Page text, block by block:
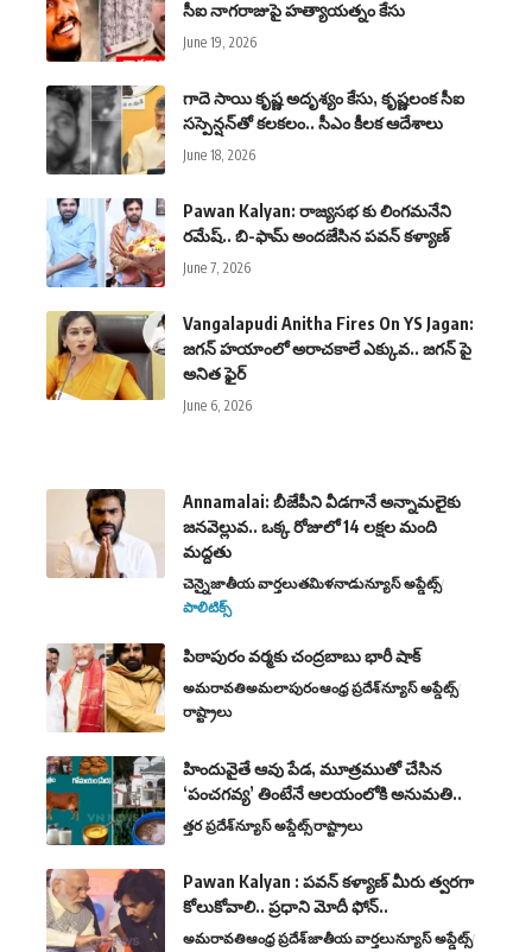
సీఐ నాగరాజుపై హత్యాయత్నం కేసు
June 19, 2026
గాదె సాయి కృష్ణ అదృశ్యం కేసు, కృష్ణలంక సీఐ
సస్పెన్షన్‌తో కలకలం.. సీఎం కీలక ఆదేశాలు
June 18, 2026
Pawan Kalyan: రాజ్యసభ కు లింగమనేని
రమేష్.. బి-ఫామ్ అందజేసిన పవన్ కళ్యాణ్
June 7, 2026
Vangalapudi Anitha Fires On YS Jagan:
జగన్ హయాంలో అరాచకాలే ఎక్కువ.. జగన్ పై
అనిత ఫైర్
June 6, 2026
Annamalai: బీజేపీని వీడగానే అన్నామలైకు
జనవెల్లువ.. ఒక్క రోజులో 14 లక్షల మంది
మద్దతు
చెన్నైజాతీయ వార్తలుతమిళనాడున్యూస్ అప్డేట్స్
పాలిటిక్స్
పిఠాపురం వ‌ర్మ‌కు చంద్రబాబు భారీ షాక్
అమరావతిఅమలాపురంఆంధ్ర ప్రదేశ్న్యూస్ అప్డేట్స్
రాష్ట్రాలు
హిందువైతే ఆవు పేడ, మూత్రముతో చేసిన
‘పంచగవ్య’ తింటేనే ఆలయంలోకి అనుమతి..
త్తర ప్రదేశ్న్యూస్ అప్డేట్స్రాష్ట్రాలు
Pawan Kalyan : పవన్ కళ్యాణ్ మీరు త్వరగా
కోలుకోవాలి.. ప్రధాని మోదీ ఫోన్..
అమరావతిఆంధ్ర ప్రదేశ్జాతీయ వార్తలున్యూస్ అప్డేట్స్